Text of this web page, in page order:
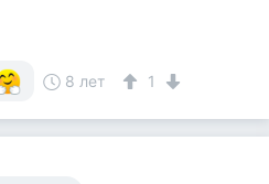
8 лет 1